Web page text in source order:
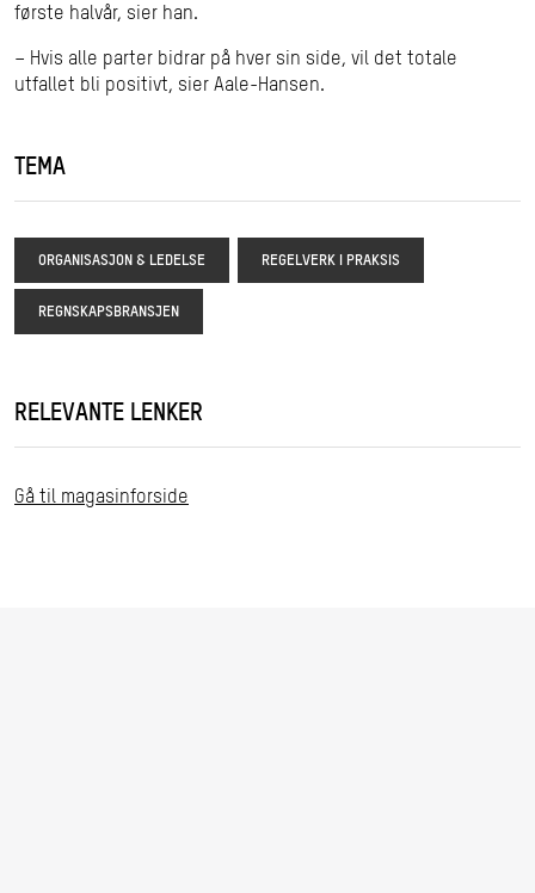
første halvår, sier han.
– Hvis alle parter bidrar på hver sin side, vil det totale
utfallet bli positivt, sier Aale-Hansen.
TEMA
ORGANISASJON & LEDELSE REGELVERK I PRAKSIS
REGNSKAPSBRANSJEN
RELEVANTE LENKER
Gå til magasinforside